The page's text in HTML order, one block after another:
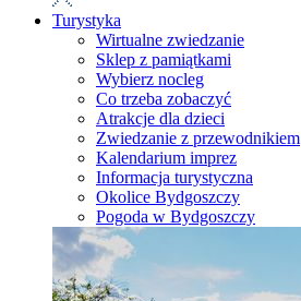
Turystyka
Wirtualne zwiedzanie
Sklep z pamiątkami
Wybierz nocleg
Co trzeba zobaczyć
Atrakcje dla dzieci
Zwiedzanie z przewodnikiem
Kalendarium imprez
Informacja turystyczna
Okolice Bydgoszczy
Pogoda w Bydgoszczy